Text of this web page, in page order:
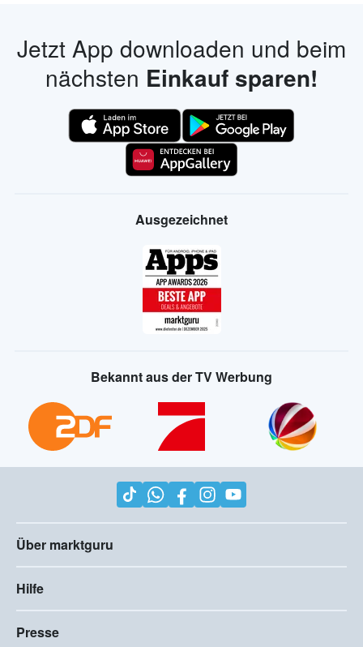
Jetzt App downloaden und beim
nächsten Einkauf sparen!
Ausgezeichnet
Bekannt aus der TV Werbung
Über marktguru
Hilfe
Presse